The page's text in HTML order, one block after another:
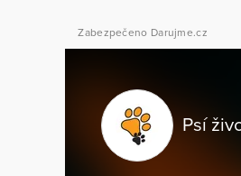
Zabezpečeno Darujme.cz
Psí